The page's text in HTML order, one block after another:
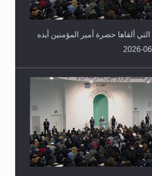
ألقاها حضرة أمير المؤمنين أيده